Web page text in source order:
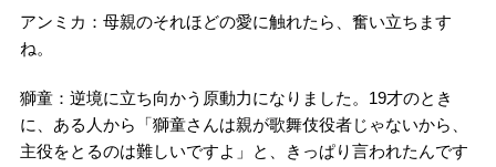
アンミカ：母親のそれほどの愛に触れたら、奮い立ちます
ね。
獅童：逆境に立ち向かう原動力になりました。19才のとき
に、ある人から「獅童さんは親が歌舞伎役者じゃないから、
主役をとるのは難しいですよ」と、きっぱり言われたんです